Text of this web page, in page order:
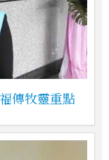
傳牧靈重點